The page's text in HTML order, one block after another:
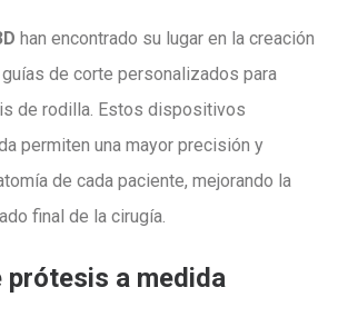
han encontrado su lugar en la creación
de corte personalizados para
de rodilla. Estos dispositivos
permiten una mayor precisión y
de cada paciente, mejorando la
final de la cirugía.
prótesis a medida